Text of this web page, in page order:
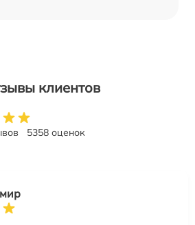
клиентов
5358 оценок